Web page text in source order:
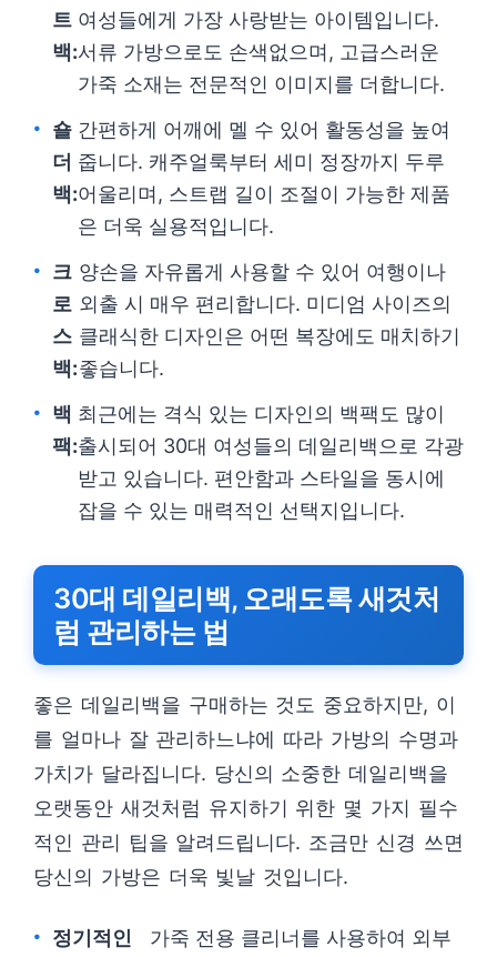
트
백:
여성들에게 가장 사랑받는 아이템입니다.
서류 가방으로도 손색없으며, 고급스러운
가죽 소재는 전문적인 이미지를 더합니다.
숄
더
백:
간편하게 어깨에 멜 수 있어 활동성을 높여
줍니다. 캐주얼룩부터 세미 정장까지 두루
어울리며, 스트랩 길이 조절이 가능한 제품
은 더욱 실용적입니다.
크
로
스
백:
양손을 자유롭게 사용할 수 있어 여행이나
외출 시 매우 편리합니다. 미디엄 사이즈의
클래식한 디자인은 어떤 복장에도 매치하기
좋습니다.
백
팩:
최근에는 격식 있는 디자인의 백팩도 많이
출시되어 30대 여성들의 데일리백으로 각광
받고 있습니다. 편안함과 스타일을 동시에
잡을 수 있는 매력적인 선택지입니다.
30대 데일리백, 오래도록 새것처
럼 관리하는 법
좋은 데일리백을 구매하는 것도 중요하지만, 이
를 얼마나 잘 관리하느냐에 따라 가방의 수명과
가치가 달라집니다. 당신의 소중한 데일리백을
오랫동안 새것처럼 유지하기 위한 몇 가지 필수
적인 관리 팁을 알려드립니다. 조금만 신경 쓰면
당신의 가방은 더욱 빛날 것입니다.
정기적인
가죽 전용 클리너를 사용하여 외부